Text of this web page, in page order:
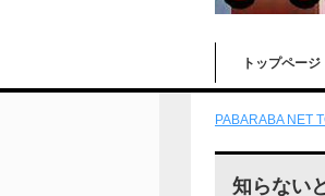
トップページ
PABARABA NET
知らない